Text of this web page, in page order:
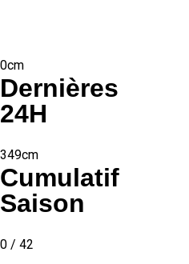
0cm
Dernières
24H
349cm
Cumulatif
Saison
0 / 42